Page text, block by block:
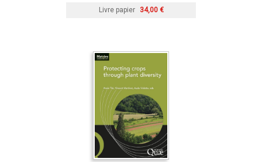
Livre papier 34,00 €